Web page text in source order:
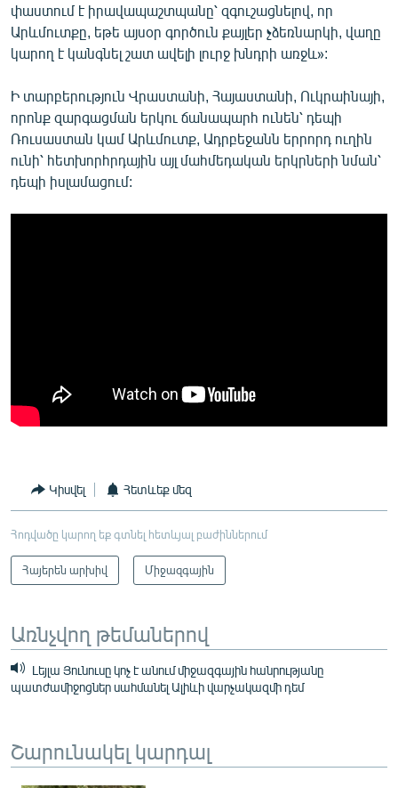
փաստում է իրավապաշտպանը՝ զգուշացնելով, որ
Արևմուտքը, եթե այսօր գործուն քայլեր չձեռնարկի, վաղը
կարող է կանգնել շատ ավելի լուրջ խնդրի առջև»:
Ի տարբերություն Վրաստանի, Հայաստանի, Ուկրաինայի,
որոնք զարգացման երկու ճանապարհ ունեն՝ դեպի
Ռուսաստան կամ Արևմուտք, Ադրբեջանն երրորդ ուղին
ունի՝ հետխորհրդային այլ մահմեդական երկրների նման՝
դեպի իսլամացում:
Կիսվել Հետևեք մեզ
Հոդվածը կարող եք գտնել հետևյալ բաժիններում
Հայերեն արխիվ Միջազգային
Առնչվող թեմաներով
Լեյլա Յունուսը կոչ է անում միջազգային հանրությանը
պատժամիջոցներ սահմանել Ալիևի վարչակազմի դեմ
Շարունակել կարդալ